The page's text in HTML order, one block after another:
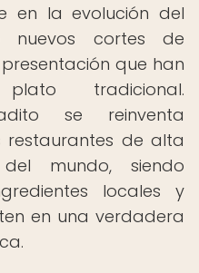
en la evolución del
nuevos cortes de
que han
tradicional.
se reinventa
restaurantes de alta
mundo, siendo
locales y
en una verdadera